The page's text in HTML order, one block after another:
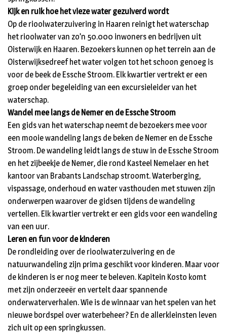
Kijk en ruik hoe het vieze water gezuiverd wordt
Op de rioolwaterzuivering in Haaren reinigt het waterschap
het rioolwater van zo’n 50.000 inwoners en bedrijven uit
Oisterwijk en Haaren. Bezoekers kunnen op het terrein aan de
Oisterwijksedreef het water volgen tot het schoon genoeg is
voor de beek de Essche Stroom. Elk kwartier vertrekt er een
groep onder begeleiding van een excursieleider van het
waterschap.
Wandel mee langs de Nemer en de Essche Stroom
Een gids van het waterschap neemt de bezoekers mee voor
een mooie wandeling langs de beken de Nemer en de Essche
Stroom. De wandeling leidt langs de stuw in de Essche Stroom
en het zijbeekje de Nemer, die rond Kasteel Nemelaer en het
kantoor van Brabants Landschap stroomt. Waterberging,
vispassage, onderhoud en water vasthouden met stuwen zijn
onderwerpen waarover de gidsen tijdens de wandeling
vertellen. Elk kwartier vertrekt er een gids voor een wandeling
van een uur.
Leren en fun voor de kinderen
De rondleiding over de rioolwaterzuivering en de
natuurwandeling zijn prima geschikt voor kinderen. Maar voor
de kinderen is er nog meer te beleven. Kapitein Kosto komt
met zijn onderzeeër en vertelt daar spannende
onderwaterverhalen. Wie is de winnaar van het spelen van het
nieuwe bordspel over waterbeheer? En de allerkleinsten leven
zich uit op een springkussen.